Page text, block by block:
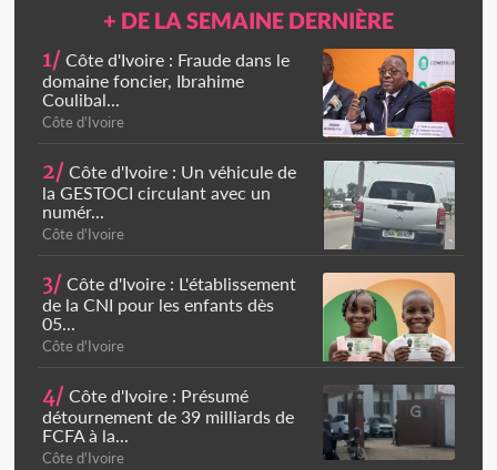
+ DE LA SEMAINE DERNIÈRE
1/ Côte d'Ivoire : Fraude dans le
domaine foncier, Ibrahime
Coulibal...
Côte d'Ivoire
2/ Côte d'Ivoire : Un véhicule de
la GESTOCI circulant avec un
numér...
Côte d'Ivoire
3/ Côte d'Ivoire : L'établissement
de la CNI pour les enfants dès
05...
Côte d'Ivoire
4/ Côte d'Ivoire : Présumé
détournement de 39 milliards de
FCFA à la...
Côte d'Ivoire